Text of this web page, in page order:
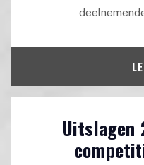
Uitslagen